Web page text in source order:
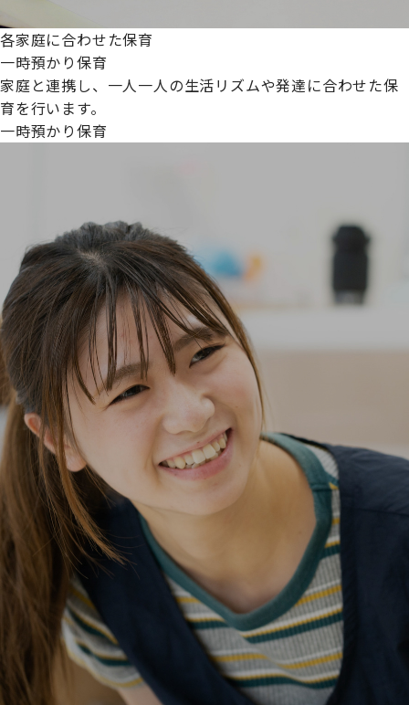
各家庭に合わせた保育
一時預かり保育
家庭と連携し、一人一人の生活リズムや発達に合わせた保
育を行います。
一時預かり保育